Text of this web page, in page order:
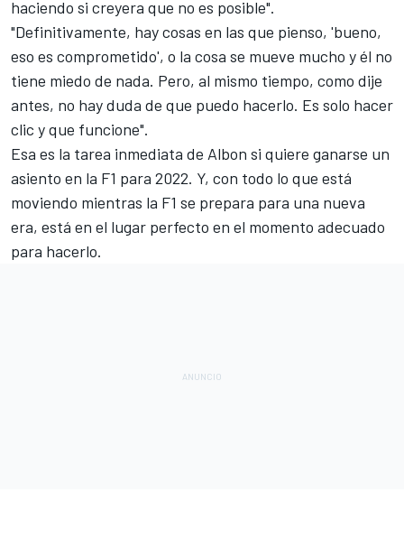
haciendo si creyera que no es posible".
"Definitivamente, hay cosas en las que pienso, 'bueno,
eso es comprometido', o la cosa se mueve mucho y él no
tiene miedo de nada. Pero, al mismo tiempo, como dije
antes, no hay duda de que puedo hacerlo. Es solo hacer
clic y que funcione".
Esa es la tarea inmediata de Albon si quiere ganarse un
asiento en la F1 para 2022. Y, con todo lo que está
moviendo mientras la F1 se prepara para una nueva
era, está en el lugar perfecto en el momento adecuado
para hacerlo.